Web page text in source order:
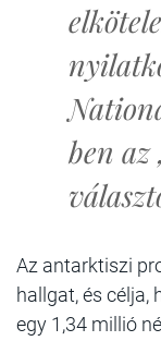
ben az
Az antarktiszi
hallgat, és célja,
egy 1,34 millió